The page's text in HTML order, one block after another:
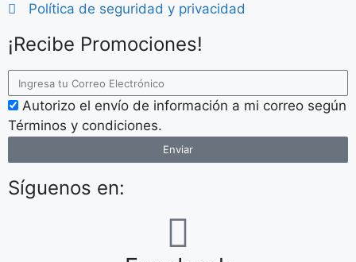
Política de seguridad y privacidad
¡Recibe Promociones!
Autorizo el envío de información a mi correo según
Términos y condiciones.
Enviar
Síguenos en: